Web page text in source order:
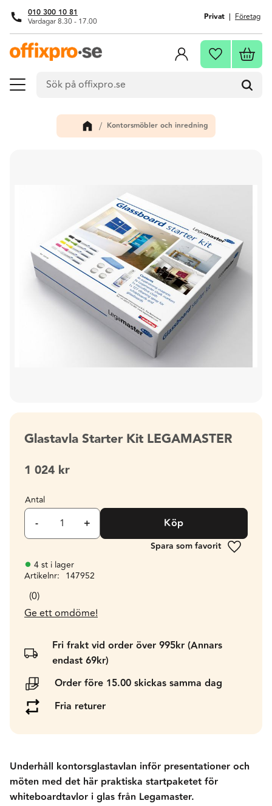
Meny
010 300 10 81
Vardagar 8.30 - 17.00 Privat Företag
Favoriter
Kontorsmöbler och inredning
Glastavla Starter Kit LEGAMASTER
1 024 kr
Antal
+
- Köp
Lägg till
4 st i lager
Artikelnr
147952
0
Ge ett omdöme!
Fri frakt vid order över 995kr (Annars
endast 69kr)
Order före 15.00 skickas samma dag
Fria returer
Underhåll kontorsglastavlan inför presentationer och
möten med det här praktiska startpaketet för
whiteboardtavlor i glas från Legamaster.